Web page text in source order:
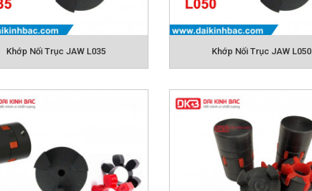
Khớp Nối Trục JAW L035 Khớp Nối Trục JAW L050